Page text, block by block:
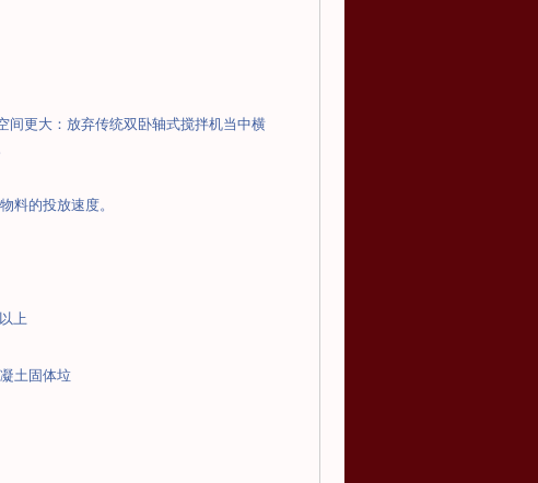
间更大：放弃传统双卧轴式搅拌机当中横
料的投放速度。
以上
土固体垃